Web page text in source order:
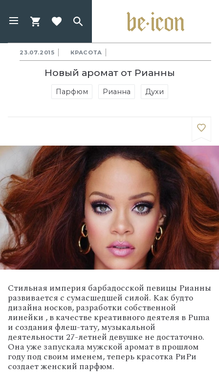
23.07.2015 КРАСОТА
Новый аромат от Рианны
Парфюм Рианна Духи
Стильная империя барбадосской певицы Рианны
развивается с сумасшедшей силой. Как будто
дизайна носков, разработки собственной
линейки , в качестве креативного деятеля в Puma
и создания флеш-тату, музыкальной
деятельности 27-летней девушке не достаточно.
Она уже запускала мужской аромат в прошлом
году под своим именем, теперь красотка РиРи
создает женский парфюм.